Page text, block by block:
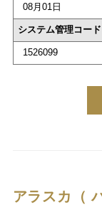
08月01日
システム管理コード
1526099
アラスカ（